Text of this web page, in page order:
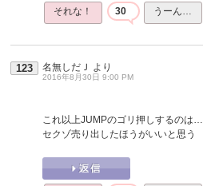
それな！ 30 うーん…
123 名無しだＪ より
2016年8月30日 9:00 PM
これ以上JUMPのゴリ押しするのは…
セクゾ売り出したほうがいいと思う